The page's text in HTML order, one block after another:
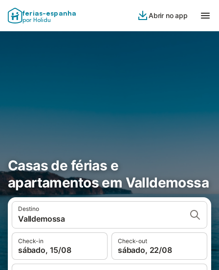
ferias-espanha
por Holidu
Abrir no app
Casas de férias e
apartamentos em Valldemossa
Destino
Valldemossa
Check-in
sábado, 15/08
Check-out
sábado, 22/08